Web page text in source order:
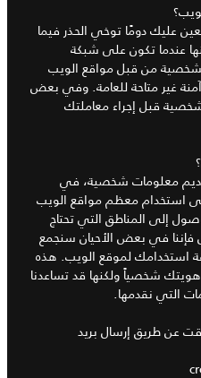
عليك دومًا توخي الحذر فيما
عندما تكون على شبكة
من قبل مواقع الويب
غير متاحة للعامة. وفي بعض
قبل إجراء معاملتك
معلومات شخصية، في
استخدام معظم مواقع الويب
إلى المناطق التي تحتاج
في بعض الأحيان سنجمع
استخدامك لموقع الويب. هذه
شخصياً ولكنها قد تساعدنا
التي نقدمها.
عن طريق إرسال بريد